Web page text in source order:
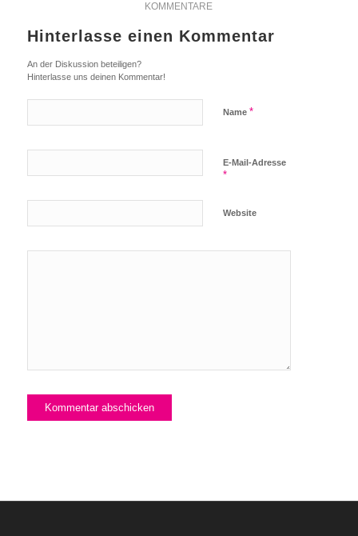
KOMMENTARE
Hinterlasse einen Kommentar
An der Diskussion beteiligen?
Hinterlasse uns deinen Kommentar!
Name *
E-Mail-Adresse
*
Website